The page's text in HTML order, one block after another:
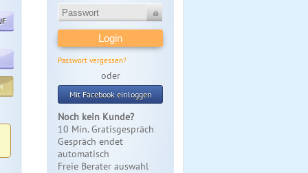
Passwort vergessen?
oder
Mit Facebook einloggen
Noch kein Kunde?
10 Min. Gratisgespräch
Gespräch endet
automatisch
Freie Berater auswahl